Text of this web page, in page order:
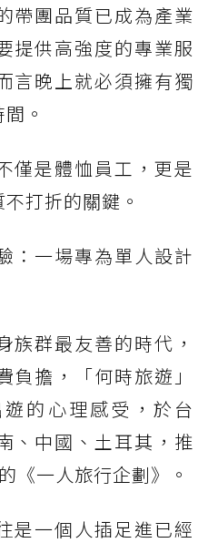
帶團品質已成為產業
提供高強度的專業服
言晚上就必須擁有獨
。
僅是體恤員工，更是
打折的關鍵。
：一場專為單人設計
族群最友善的時代，
擔，「何時旅遊」
的心理感受，於台
、中國、土耳其，推
《一人旅行企劃》。
是一個人插足進已經